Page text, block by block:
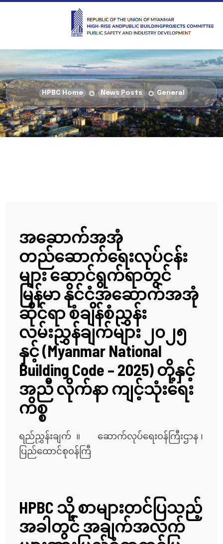
HPBC Home News Posts General
အဆောက်အအုံ
တည်ဆောက်ရေးလုပ်ငန်း
များ ဆောင်ရွက်ရာတွင်
မြန်မာ နိုင်ငံအဆောက်အအုံ
ဆိုင်ရာ စံချိန်စံညွှန်း
လမ်းညွှန်ချက်များ ၂၀၂၅
နှင့် (Myanmar National
Building Code – 2025) တို့နှင့်
အညီ လိုက်နာ ကျင့်သုံးရေး
ကိစ္စ
ရည်ညွှန်းချက် ။ ဆောက်လုပ်ရေးဝန်ကြီးဌာန ၊
ပြည်ထောင်စုဝန်ကြီ
HPBC သို့ စာများတင်ပြသည့်
အခါတွင် အချက်အလက်